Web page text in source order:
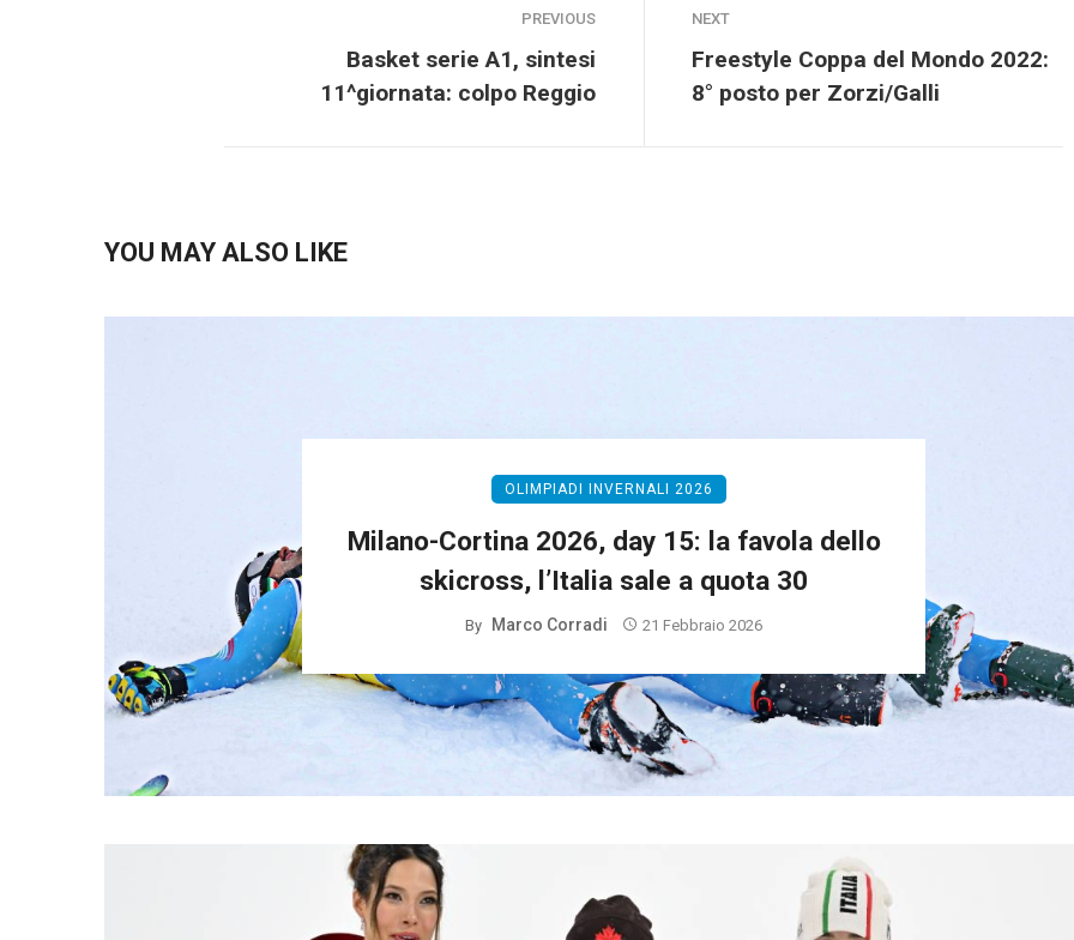
PREVIOUS
Basket serie A1, sintesi
11^giornata: colpo Reggio
NEXT
Freestyle Coppa del Mondo 2022:
8° posto per Zorzi/Galli
YOU MAY ALSO LIKE
OLIMPIADI INVERNALI 2026
Milano-Cortina 2026, day 15: la favola dello
skicross, l’Italia sale a quota 30
By Marco Corradi 21 Febbraio 2026